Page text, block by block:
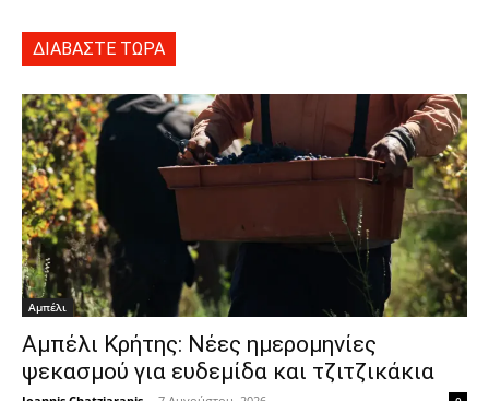
ΔΙΑΒΑΣΤΕ ΤΩΡΑ
Αμπέλι
Αμπέλι Κρήτης: Νέες ημερομηνίες
ψεκασμού για ευδεμίδα και τζιτζικάκια